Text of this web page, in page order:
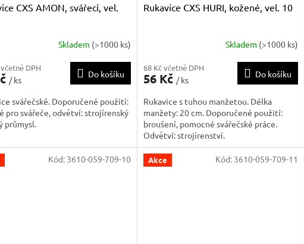
CXS AMON, svářecí, vel.
Skladem (>1000 ks)
DPH
/ ks
Do košíku
svářečské. Doporučené použití:
pro svářeče, odvětví: strojírenský
průmysl.
Rukavice CXS HURI, kožené, vel. 10
Skladem (>1000 ks)
68 Kč včetně DPH
56 Kč / ks
Do košíku
Rukavice s tuhou manžetou. Délka
manžety: 20 cm. Doporučené použití:
broušení, pomocné svářečské práce.
Odvětví: strojírenství.
Kód: 3610-059-709-10 Akce Kód: 3610-059-709-11